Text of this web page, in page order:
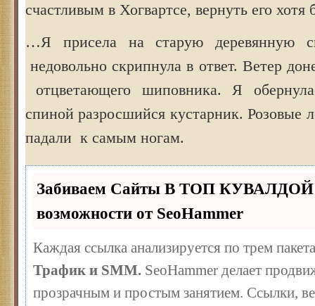
счастливым в Хогвартсе, вернуть его
…Я присела на старую деревянную
недовольно скрипнула в ответ. Ветер
отцветающего шиповника. Я
спиной разросшийся кустарник. Розовые
падали к самым ногам.
Забиваем Сайты В ТОП КУВАЛДОЙ
возможности от SeoHammer
Каждая ссылка анализируется по трем
Трафик и SMM. SeoHammer делает
прозрачным и простым занятием. Ссылки,